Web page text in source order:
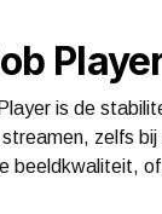
is de
zelfs
beeldkwaliteit,